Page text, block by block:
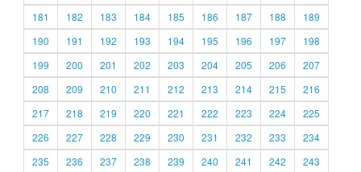
181
182 183 184 185 186 187 188
189
190
191 192 193 194 195 196 197
198
199
200 201 202 203 204 205 206
207
208
209 210 211 212 213 214 215
216
217
218 219 220 221 222 223 224
225
226
227 228 229 230 231 232 233
234
235
236 237 238 239 240 241 242 243